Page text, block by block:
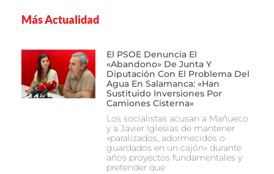
Más Actualidad
El PSOE Denuncia El
«abandono» De Junta Y
Diputación Con El Problema Del
Agua En Salamanca: «Han
Sustituido Inversiones Por
Camiones Cisterna»
Los socialistas acusan a Mañueco
y a Javier Iglesias de mantener
«paralizados, adormecidos o
guardados en un cajón» durante
años proyectos fundamentales y
pretender que